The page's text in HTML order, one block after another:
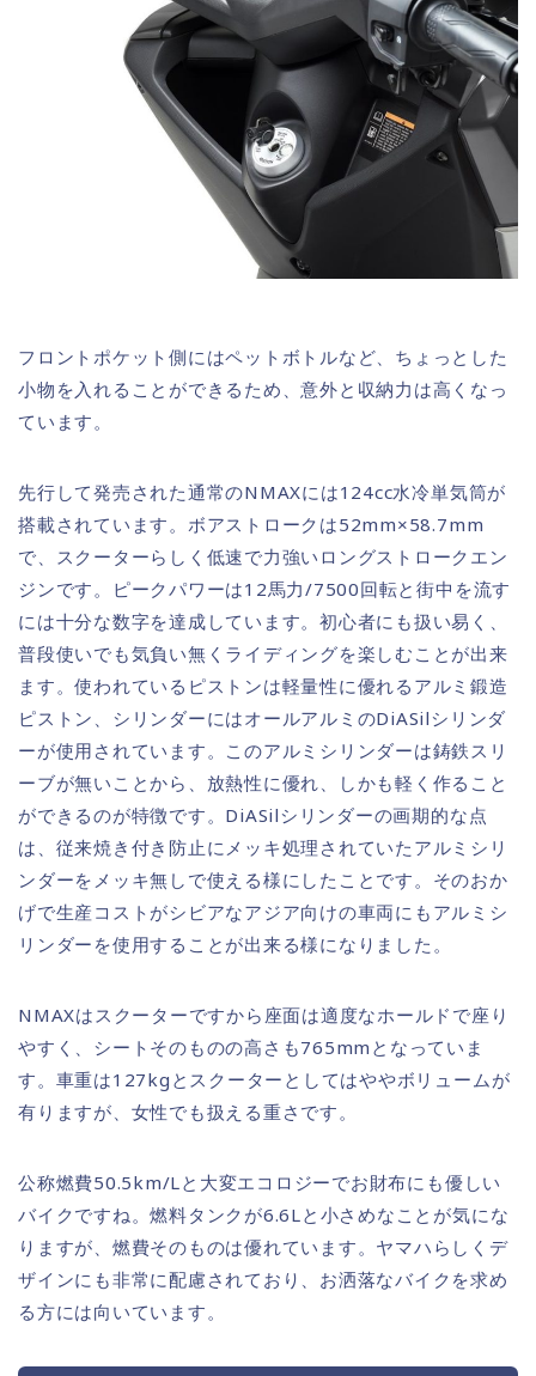
フロントポケット側にはペットボトルなど、ちょっとした
小物を入れることができるため、意外と収納力は高くなっ
ています。
先行して発売された通常のNMAXには124cc水冷単気筒が
搭載されています。ボアストロークは52mm×58.7mm
で、スクーターらしく低速で力強いロングストロークエン
ジンです。ピークパワーは12馬力/7500回転と街中を流す
には十分な数字を達成しています。初心者にも扱い易く、
普段使いでも気負い無くライディングを楽しむことが出来
ます。使われているピストンは軽量性に優れるアルミ鍛造
ピストン、シリンダーにはオールアルミのDiASilシリンダ
ーが使用されています。このアルミシリンダーは鋳鉄スリ
ーブが無いことから、放熱性に優れ、しかも軽く作ること
ができるのが特徴です。DiASilシリンダーの画期的な点
は、従来焼き付き防止にメッキ処理されていたアルミシリ
ンダーをメッキ無しで使える様にしたことです。そのおか
げで生産コストがシビアなアジア向けの車両にもアルミシ
リンダーを使用することが出来る様になりました。
NMAXはスクーターですから座面は適度なホールドで座り
やすく、シートそのものの高さも765mmとなっていま
す。車重は127kgとスクーターとしてはややボリュームが
有りますが、女性でも扱える重さです。
公称燃費50.5km/Lと大変エコロジーでお財布にも優しい
バイクですね。燃料タンクが6.6Lと小さめなことが気にな
りますが、燃費そのものは優れています。ヤマハらしくデ
ザインにも非常に配慮されており、お洒落なバイクを求め
る方には向いています。